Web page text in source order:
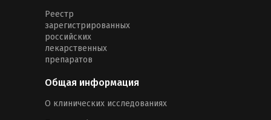
Реестр
зарегистрированных
российских
лекарственных
препаратов
Общая информация
О клинических исследованиях